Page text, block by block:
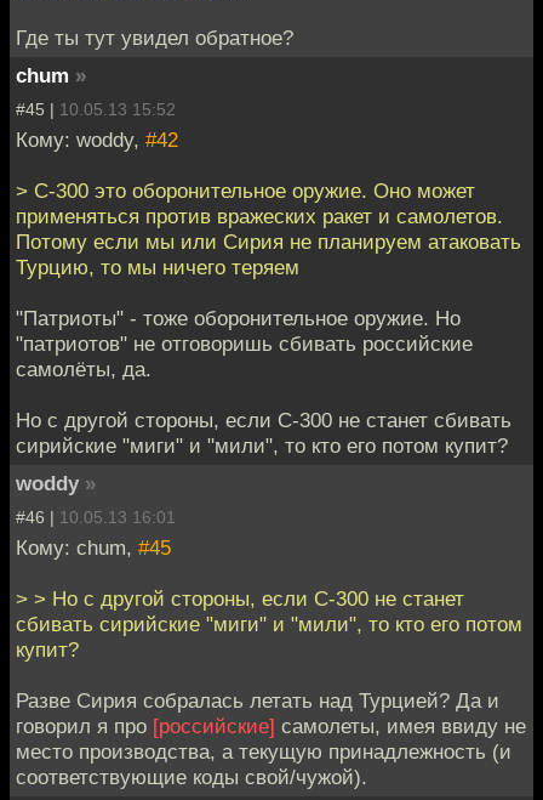
Где ты тут увидел обратное?
chum »
#45 | 10.05.13 15:52
Кому: woddy, #42
> С-300 это оборонительное оружие. Оно может
применяться против вражеских ракет и самолетов.
Потому если мы или Сирия не планируем атаковать
Турцию, то мы ничего теряем
"Патриоты" - тоже оборонительное оружие. Но
"патриотов" не отговоришь сбивать российские
самолёты, да.
Но с другой стороны, если С-300 не станет сбивать
сирийские "миги" и "мили", то кто его потом купит?
woddy »
#46 | 10.05.13 16:01
Кому: chum, #45
> > Но с другой стороны, если С-300 не станет
сбивать сирийские "миги" и "мили", то кто его потом
купит?
Разве Сирия собралась летать над Турцией? Да и
говорил я про [российские] самолеты, имея ввиду не
место производства, а текущую принадлежность (и
соответствующие коды свой/чужой).